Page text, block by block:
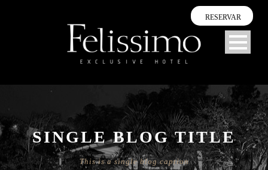
SINGLE BLOG TITLE
This is a single blog caption
RESERVAR